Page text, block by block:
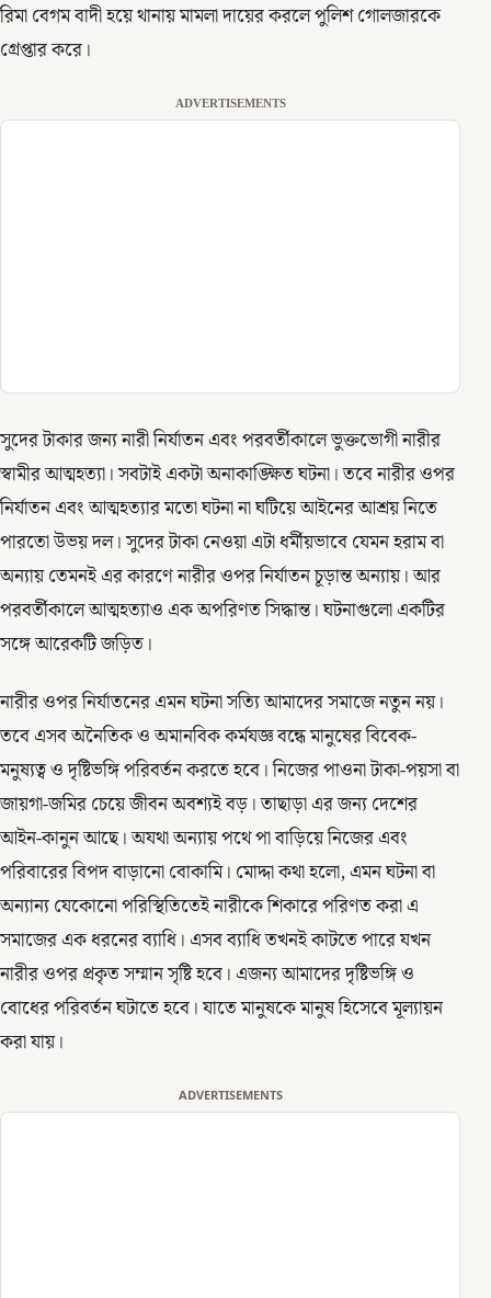
রিমা বেগম বাদী হয়ে থানায় মামলা দায়ের করলে পুলিশ গোলজারকে
গ্রেপ্তার করে।
ADVERTISEMENTS
সুদের টাকার জন্য নারী নির্যাতন এবং পরবর্তীকালে ভুক্তভোগী নারীর
স্বামীর আত্মহত্যা। সবটাই একটা অনাকাঙ্ক্ষিত ঘটনা। তবে নারীর ওপর
নির্যাতন এবং আত্মহত্যার মতো ঘটনা না ঘটিয়ে আইনের আশ্রয় নিতে
পারতো উভয় দল। সুদের টাকা নেওয়া এটা ধর্মীয়ভাবে যেমন হরাম বা
অন্যায় তেমনই এর কারণে নারীর ওপর নির্যাতন চূড়ান্ত অন্যায়। আর
পরবর্তীকালে আত্মহত্যাও এক অপরিণত সিদ্ধান্ত। ঘটনাগুলো একটির
সঙ্গে আরেকটি জড়িত।
নারীর ওপর নির্যাতনের এমন ঘটনা সত্যি আমাদের সমাজে নতুন নয়।
তবে এসব অনৈতিক ও অমানবিক কর্মযজ্ঞ বন্ধে মানুষের বিবেক-
মনুষ্যত্ব ও দৃষ্টিভঙ্গি পরিবর্তন করতে হবে। নিজের পাওনা টাকা-পয়সা বা
জায়গা-জমির চেয়ে জীবন অবশ্যই বড়। তাছাড়া এর জন্য দেশের
আইন-কানুন আছে। অযথা অন্যায় পথে পা বাড়িয়ে নিজের এবং
পরিবারের বিপদ বাড়ানো বোকামি। মোদ্দা কথা হলো, এমন ঘটনা বা
অন্যান্য যেকোনো পরিস্থিতিতেই নারীকে শিকারে পরিণত করা এ
সমাজের এক ধরনের ব্যাধি। এসব ব্যাধি তখনই কাটতে পারে যখন
নারীর ওপর প্রকৃত সম্মান সৃষ্টি হবে। এজন্য আমাদের দৃষ্টিভঙ্গি ও
বোধের পরিবর্তন ঘটাতে হবে। যাতে মানুষকে মানুষ হিসেবে মূল্যায়ন
করা যায়।
ADVERTISEMENTS